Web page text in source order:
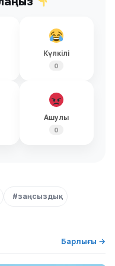
Күлкілі
0
Ашулы
0
#заңсыздық
Барлығы →